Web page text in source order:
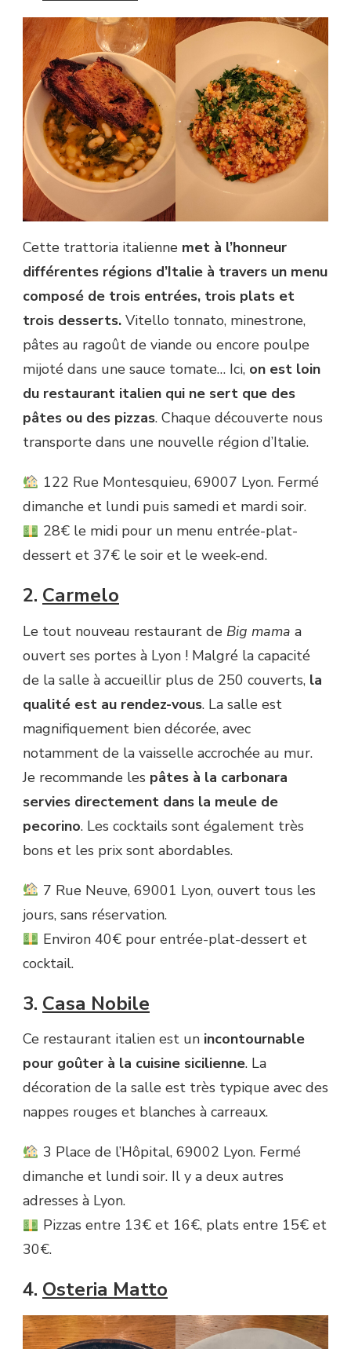
Cette trattoria italienne met à l’honneur
différentes régions d’Italie à travers un menu
composé de trois entrées, trois plats et
trois desserts. Vitello tonnato, minestrone,
pâtes au ragoût de viande ou encore poulpe
mijoté dans une sauce tomate… Ici, on est loin
du restaurant italien qui ne sert que des
pâtes ou des pizzas. Chaque découverte nous
transporte dans une nouvelle région d’Italie.
122 Rue Montesquieu, 69007 Lyon. Fermé
dimanche et lundi puis samedi et mardi soir.
28€ le midi pour un menu entrée-plat-
dessert et 37€ le soir et le week-end.
2. Carmelo
Le tout nouveau restaurant de Big mama a
ouvert ses portes à Lyon ! Malgré la capacité
de la salle à accueillir plus de 250 couverts, la
qualité est au rendez-vous. La salle est
magnifiquement bien décorée, avec
notamment de la vaisselle accrochée au mur.
Je recommande les pâtes à la carbonara
servies directement dans la meule de
pecorino. Les cocktails sont également très
bons et les prix sont abordables.
7 Rue Neuve, 69001 Lyon, ouvert tous les
jours, sans réservation.
Environ 40€ pour entrée-plat-dessert et
cocktail.
3. Casa Nobile
Ce restaurant italien est un incontournable
pour goûter à la cuisine sicilienne. La
décoration de la salle est très typique avec des
nappes rouges et blanches à carreaux.
3 Place de l’Hôpital, 69002 Lyon. Fermé
dimanche et lundi soir. Il y a deux autres
adresses à Lyon.
Pizzas entre 13€ et 16€, plats entre 15€ et
30€.
4. Osteria Matto